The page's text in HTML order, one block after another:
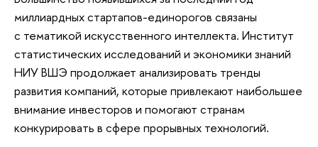
миллиардных стартапов-единорогов связаны
с тематикой искусственного интеллекта. Институт
статистических исследований и экономики знаний
НИУ ВШЭ продолжает анализировать тренды
развития компаний, которые привлекают наибольшее
внимание инвесторов и помогают странам
конкурировать в сфере прорывных технологий.